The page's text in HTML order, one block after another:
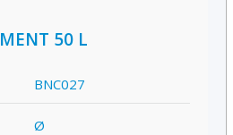
50 L
BNC027
Ø